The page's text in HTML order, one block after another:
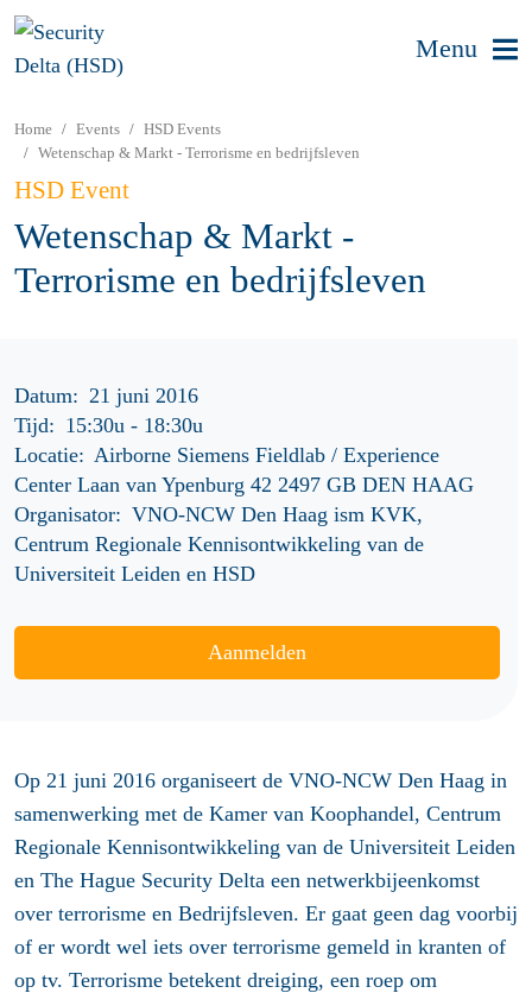
Menu
Home Events
HSD Events
Wetenschap & Markt - Terrorisme en bedrijfsleven
HSD Event
Wetenschap & Markt -
Terrorisme en bedrijfsleven
Datum: 21 juni 2016
Tijd: 15:30u- 18:30u
Locatie: Airborne Siemens Fieldlab / Experience
Center Laan van Ypenburg 42 2497 GB DEN HAAG
Organisator: VNO-NCW Den Haag ism KVK,
Centrum Regionale Kennisontwikkeling van de
Universiteit Leiden en HSD
Aanmelden
Op 21 juni 2016 organiseert de VNO-NCW Den Haag in
samenwerking met de Kamer van Koophandel, Centrum
Regionale Kennisontwikkeling van de Universiteit Leiden
en The Hague Security Delta een netwerkbijeenkomst
over terrorisme en Bedrijfsleven. Er gaat geen dag voorbij
of er wordt wel iets over terrorisme gemeld in kranten of
op tv. Terrorisme betekent dreiging, een roep om